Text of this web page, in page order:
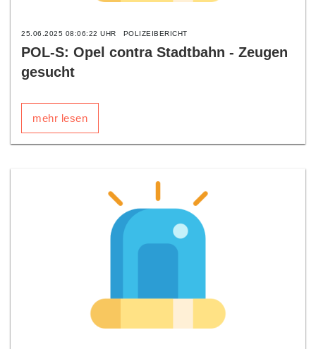
25.06.2025 08:06:22 UHR POLIZEIBERICHT
POL-S: Opel contra Stadtbahn - Zeugen
gesucht
mehr lesen